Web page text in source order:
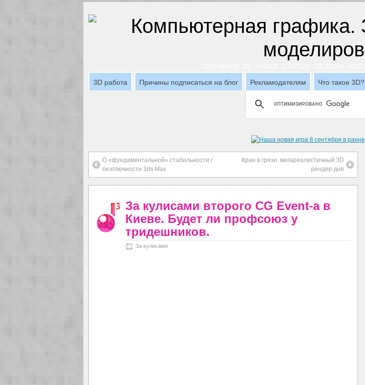
3D работа
Причины подписаться на блог Рекламодателям Что такое 3D?
О «фундаментальной» стабильности /
безглючности 3ds Max
Кран в грязи: мегареалистичный 3D
рендер дня
За кулисами второго CG Event-а в
Киеве. Будет ли профсоюз у
тридешников.
За кулисами